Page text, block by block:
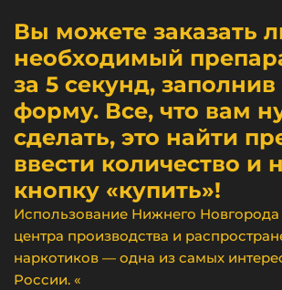
Вы можете заказать
необходимый
за 5 секунд,
форму. Все, что вам
сделать, это найти
ввести количество и
кнопку «купить»!
Использование Нижнего Новгорода
центра производства и
наркотиков — одна из самых
России. «